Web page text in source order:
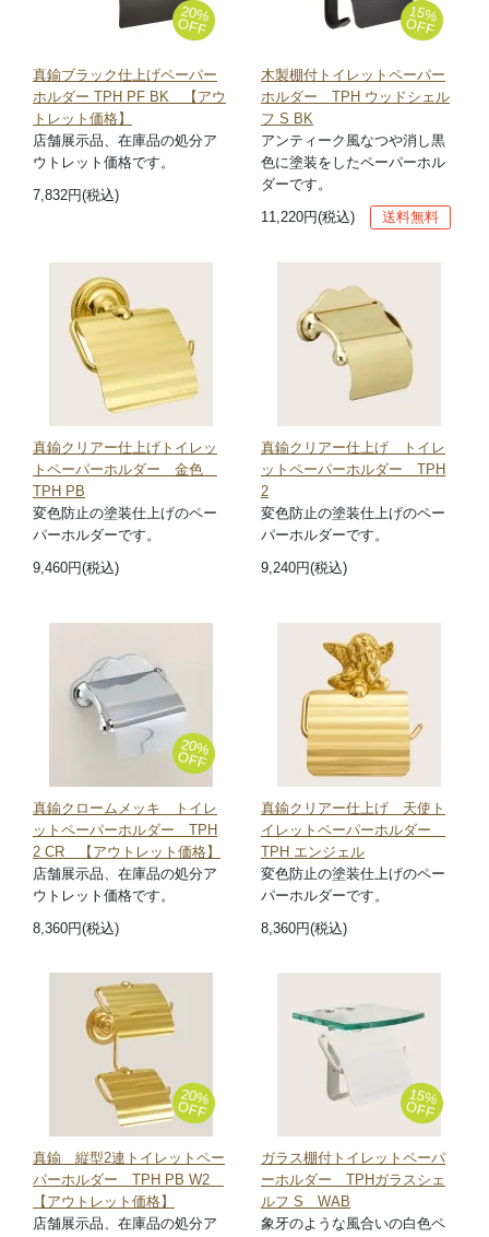
20%
OFF
真鍮ブラック仕上げペーパー
ホルダー TPH PF BK 【アウ
トレット価格】
店舗展示品、在庫品の処分ア
ウトレット価格です。
7,832円(税込)
15%
OFF
木製棚付トイレットペーパー
ホルダー TPH ウッドシェル
フ S BK
アンティーク風なつや消し黒
色に塗装をしたペーパーホル
ダーです。
11,220円(税込)
送料無料
真鍮クリアー仕上げトイレッ
トペーパーホルダー 金色
TPH PB
変色防止の塗装仕上げのペー
パーホルダーです。
9,460円(税込)
真鍮クリアー仕上げ トイレ
ットペーパーホルダー TPH
2
変色防止の塗装仕上げのペー
パーホルダーです。
9,240円(税込)
20%
OFF
真鍮クロームメッキ トイレ
ットペーパーホルダー TPH
2 CR 【アウトレット価格】
店舗展示品、在庫品の処分ア
ウトレット価格です。
8,360円(税込)
真鍮クリアー仕上げ 天使ト
イレットペーパーホルダー
TPH エンジェル
変色防止の塗装仕上げのペー
パーホルダーです。
8,360円(税込)
20%
OFF
真鍮 縦型2連トイレットペー
パーホルダー TPH PB W2
【アウトレット価格】
店舗展示品、在庫品の処分ア
15%
OFF
ガラス棚付トイレットペーパ
ーホルダー TPHガラスシェ
ルフ S WAB
象牙のような風合いの白色ペ